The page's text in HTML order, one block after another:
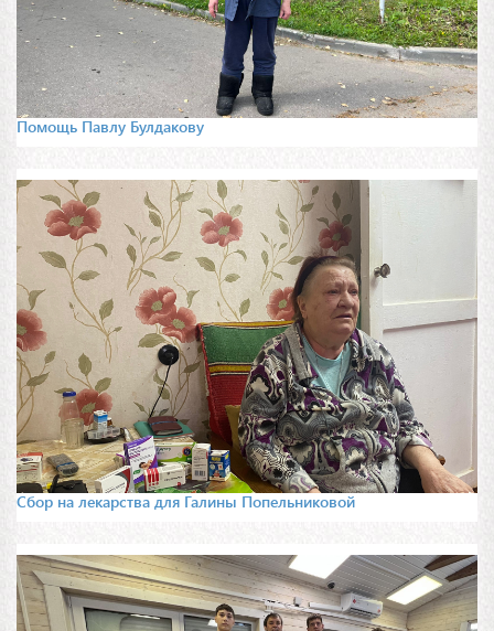
Помощь Павлу Булдакову
Сбор на лекарства для Галины Попельниковой